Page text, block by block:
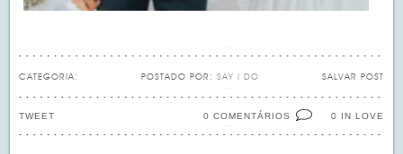
CATEGORIA: SALVAR POST
POSTADO POR: SAY I DO
0 IN LOVE
0 COMENTÁRIOS
TWEET